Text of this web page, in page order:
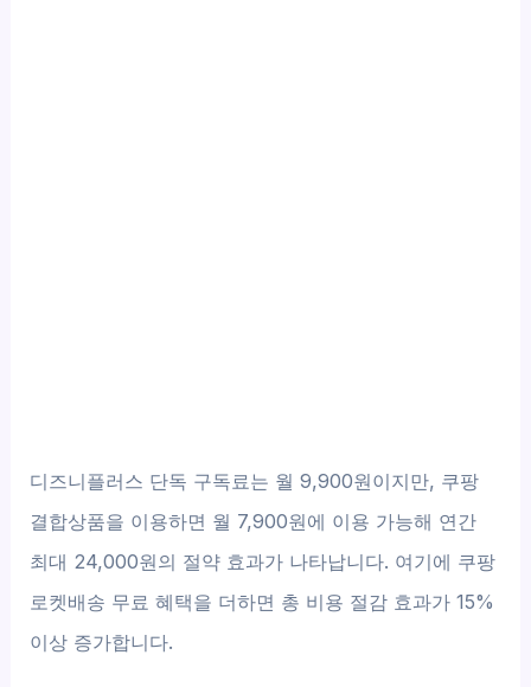
디즈니플러스 단독 구독료는 월 9,900원이지만, 쿠팡
결합상품을 이용하면 월 7,900원에 이용 가능해 연간
최대 24,000원의 절약 효과가 나타납니다. 여기에 쿠팡
로켓배송 무료 혜택을 더하면 총 비용 절감 효과가 15%
이상 증가합니다.